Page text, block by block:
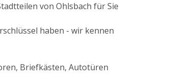
von Ohlsbach für Sie
haben - wir kennen
Briefkästen, Autotüren